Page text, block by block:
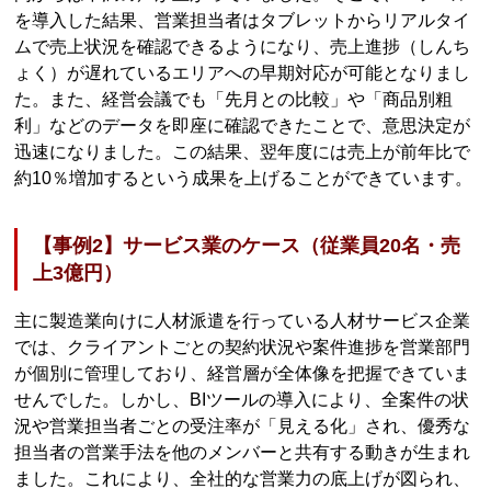
を導入した結果、営業担当者はタブレットからリアルタイ
ムで売上状況を確認できるようになり、売上進捗（しんち
ょく）が遅れているエリアへの早期対応が可能となりまし
た。また、経営会議でも「先月との比較」や「商品別粗
利」などのデータを即座に確認できたことで、意思決定が
迅速になりました。この結果、翌年度には売上が前年比で
約10％増加するという成果を上げることができています。
【事例2】サービス業のケース（従業員20名・売
上3億円）
主に製造業向けに人材派遣を行っている人材サービス企業
では、クライアントごとの契約状況や案件進捗を営業部門
が個別に管理しており、経営層が全体像を把握できていま
せんでした。しかし、BIツールの導入により、全案件の状
況や営業担当者ごとの受注率が「見える化」され、優秀な
担当者の営業手法を他のメンバーと共有する動きが生まれ
ました。これにより、全社的な営業力の底上げが図られ、